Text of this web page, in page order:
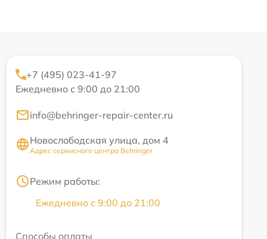
+7 (495) 023-41-97
Ежедневно с 9:00 до 21:00
info@behringer-repair-center.ru
Новослободская улица, дом 4
Адрес сервисного центра Behringer
Режим работы:
Ежедневно с 9:00 до 21:00
Способы оплаты